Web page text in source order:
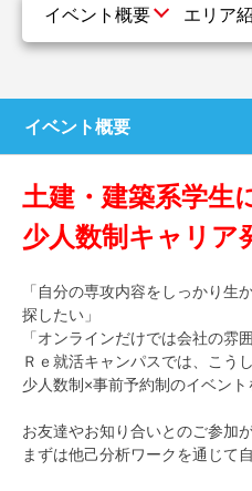
イベント概要 エリア
イベント概要
土建・建築系学生
少人数制キャリア
「自分の専攻内容をしっかり生
探したい」
「オンラインだけでは会社の雰
Ｒｅ就活キャンパスでは、こう
少人数制×事前予約制のイベント
お友達やお知り合いとのご参加
まずは他己分析ワークを通じて